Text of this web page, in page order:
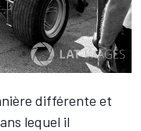
différente et
lequel il